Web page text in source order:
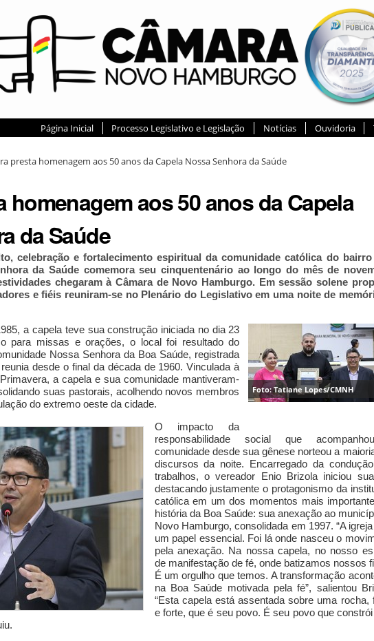
Página Inicial Processo Legislativo e Legislação Notícias Ouvidoria
presta homenagem aos 50 anos da Capela Nossa Senhora da Saúde
homenagem aos 50 anos da Capela
da Saúde
celebração e fortalecimento espiritual da comunidade católica do
da Saúde comemora seu cinquentenário ao longo do mês de
chegaram à Câmara de Novo Hamburgo. Em sessão solene
e fiéis reuniram-se no Plenário do Legislativo em uma noite de
Foto: Tatiane Lopes/CMNH
a capela teve sua construção iniciada no dia 23
para missas e orações, o local foi resultadodo
Nossa Senhora da Boa Saúde, registrada
desde o final da década de 1960. Vinculada à
a capela e sua comunidade mantiveram-
suas pastorais, acolhendo novos membros
do extremo oeste da cidade.
O impacto da
responsabilidade social que
comunidade desde sua gênese norteou a
discursos da noite. Encarregado da
trabalhos, o vereador Enio Brizola iniciou
destacando justamente o protagonismo da
católicaem um dos momentos mais
história da Boa Saúde: sua anexação ao
Novo Hamburgo, consolidada em 1997.“A
um papel essencial. Foi lá onde nasceu o
pela anexação. Na nossa capela, no nosso
de manifestação de fé, onde batizamos nossos
É um orgulho que temos. A transformação
na Boa Saúde motivadapela fé”, salientou
“Esta capelaestá assentada sobre uma rocha,
e forte, que é seu povo. É seu povo que constrói